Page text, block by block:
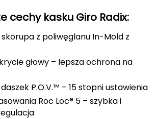
cechy kasku Giro Radix:
z poliwęglanu In-Mold z
głowy – lepsza ochrona na
P.O.V.™ – 15 stopni ustawienia
Roc Loc® 5 – szybka i